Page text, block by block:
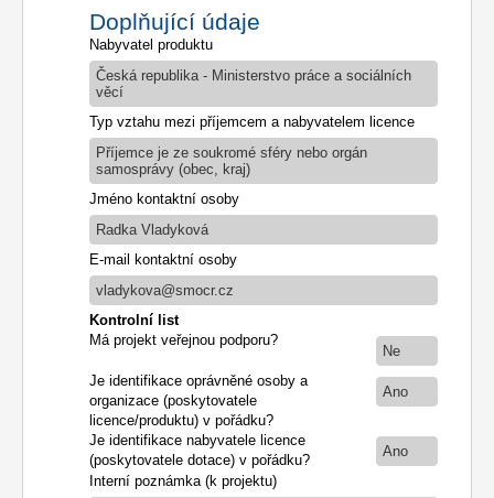
Doplňující údaje
Nabyvatel produktu
Česká republika - Ministerstvo práce a sociálních
věcí
Typ vztahu mezi příjemcem a nabyvatelem licence
Příjemce je ze soukromé sféry nebo orgán
samosprávy (obec, kraj)
Jméno kontaktní osoby
Radka Vladyková
E-mail kontaktní osoby
vladykova@smocr.cz
Kontrolní list
Má projekt veřejnou podporu?
Ne
Je identifikace oprávněné osoby a
organizace (poskytovatele
licence/produktu) v pořádku?
Ano
Je identifikace nabyvatele licence
(poskytovatele dotace) v pořádku?
Ano
Interní poznámka (k projektu)